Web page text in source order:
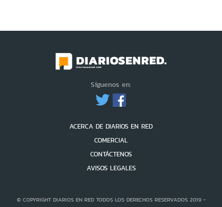
Síguenos en:
ACERCA DE DIARIOS EN RED
COMERCIAL
CONTÁCTENOS
AVISOS LEGALES
© COPYRIGHT DIARIOS EN RED TODOS LOS DERECHOS RESERVADOS 2019 -